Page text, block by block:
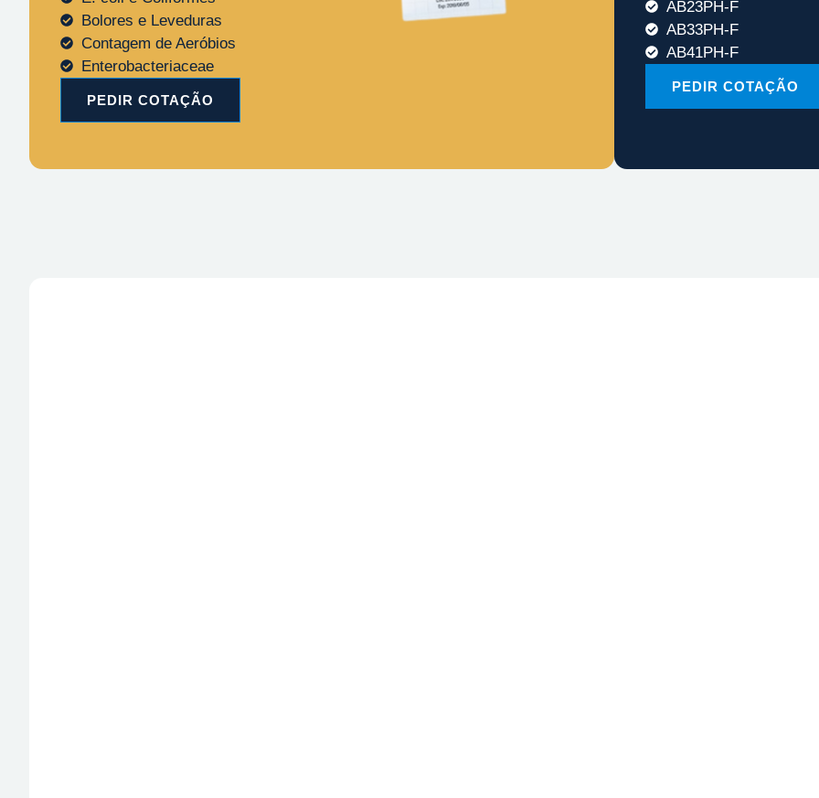
Bolores e Leveduras
Contagem de Aeróbios
Enterobacteriaceae
PEDIR COTAÇÃO
AB23PH-F
AB33PH-F
AB41PH-F
PEDIR COTAÇÃO